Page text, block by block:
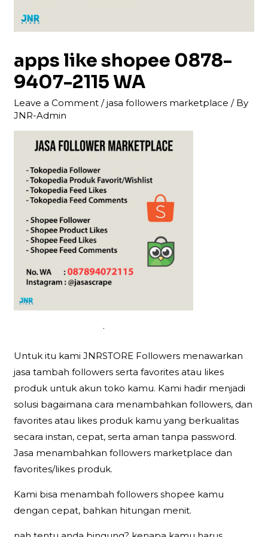
apps like shopee 0878-
9407-2115 WA
Leave a Comment /jasa followers marketplace / By
JNR-Admin
.
Untuk itu kami JNRSTORE Followers menawarkan
jasa tambah followers serta favorites atau likes
produk untuk akun toko kamu. Kami hadir menjadi
solusi bagaimana cara menambahkan followers, dan
favorites atau likes produk kamu yang berkualitas
secara instan, cepat, serta aman tanpa password.
Jasa menambahkan followers marketplace dan
favorites/likes produk.
Kami bisa menambah followers shopee kamu
dengan cepat, bahkan hitungan menit.